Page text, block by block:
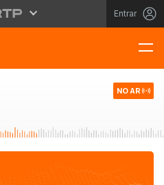
Entrar
NO AR